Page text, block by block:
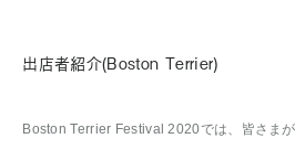
出店者紹介(Boston Terrier)
Boston Terrier Festival 2020では、皆さま